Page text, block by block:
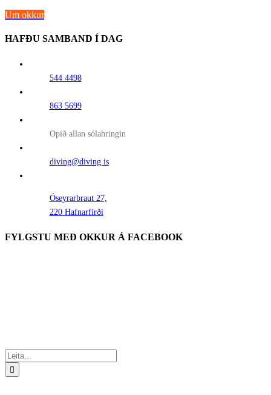
Um okkur
HAFÐU SAMBAND Í DAG
544 4498
863 5699
Opið allan sólahringin
diving@diving.is
Óseyrarbraut 27,
220 Hafnarfirði
FYLGSTU MEÐ OKKUR Á FACEBOOK
Search
for: